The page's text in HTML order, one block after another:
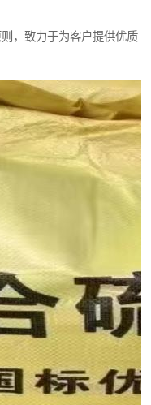
，致力于为客户提供优质